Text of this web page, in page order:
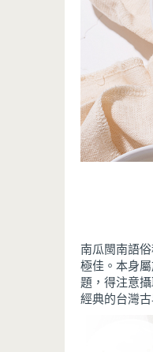
南瓜閩南語
極佳。本身
題，得注意
經典的台灣古